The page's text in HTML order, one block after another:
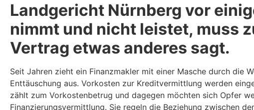
Landgericht Nürnberg vor
nimmt und nicht leistet, muss
Vertrag etwas anderes sagt.
Seit Jahren zieht ein Finanzmakler mit einer Masche durch die
Enttäuschung aus. Vorkosten zur Kreditvermittlung werden
zählt zum Vorkostenbetrug und dagegen möchten sich Opfer
Finanzierungsvermittlung. Sie regeln die Beziehung zwischen